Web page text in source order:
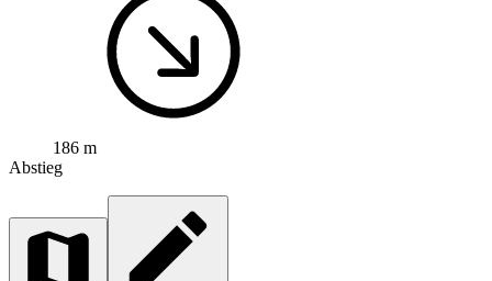
186 m
Abstieg